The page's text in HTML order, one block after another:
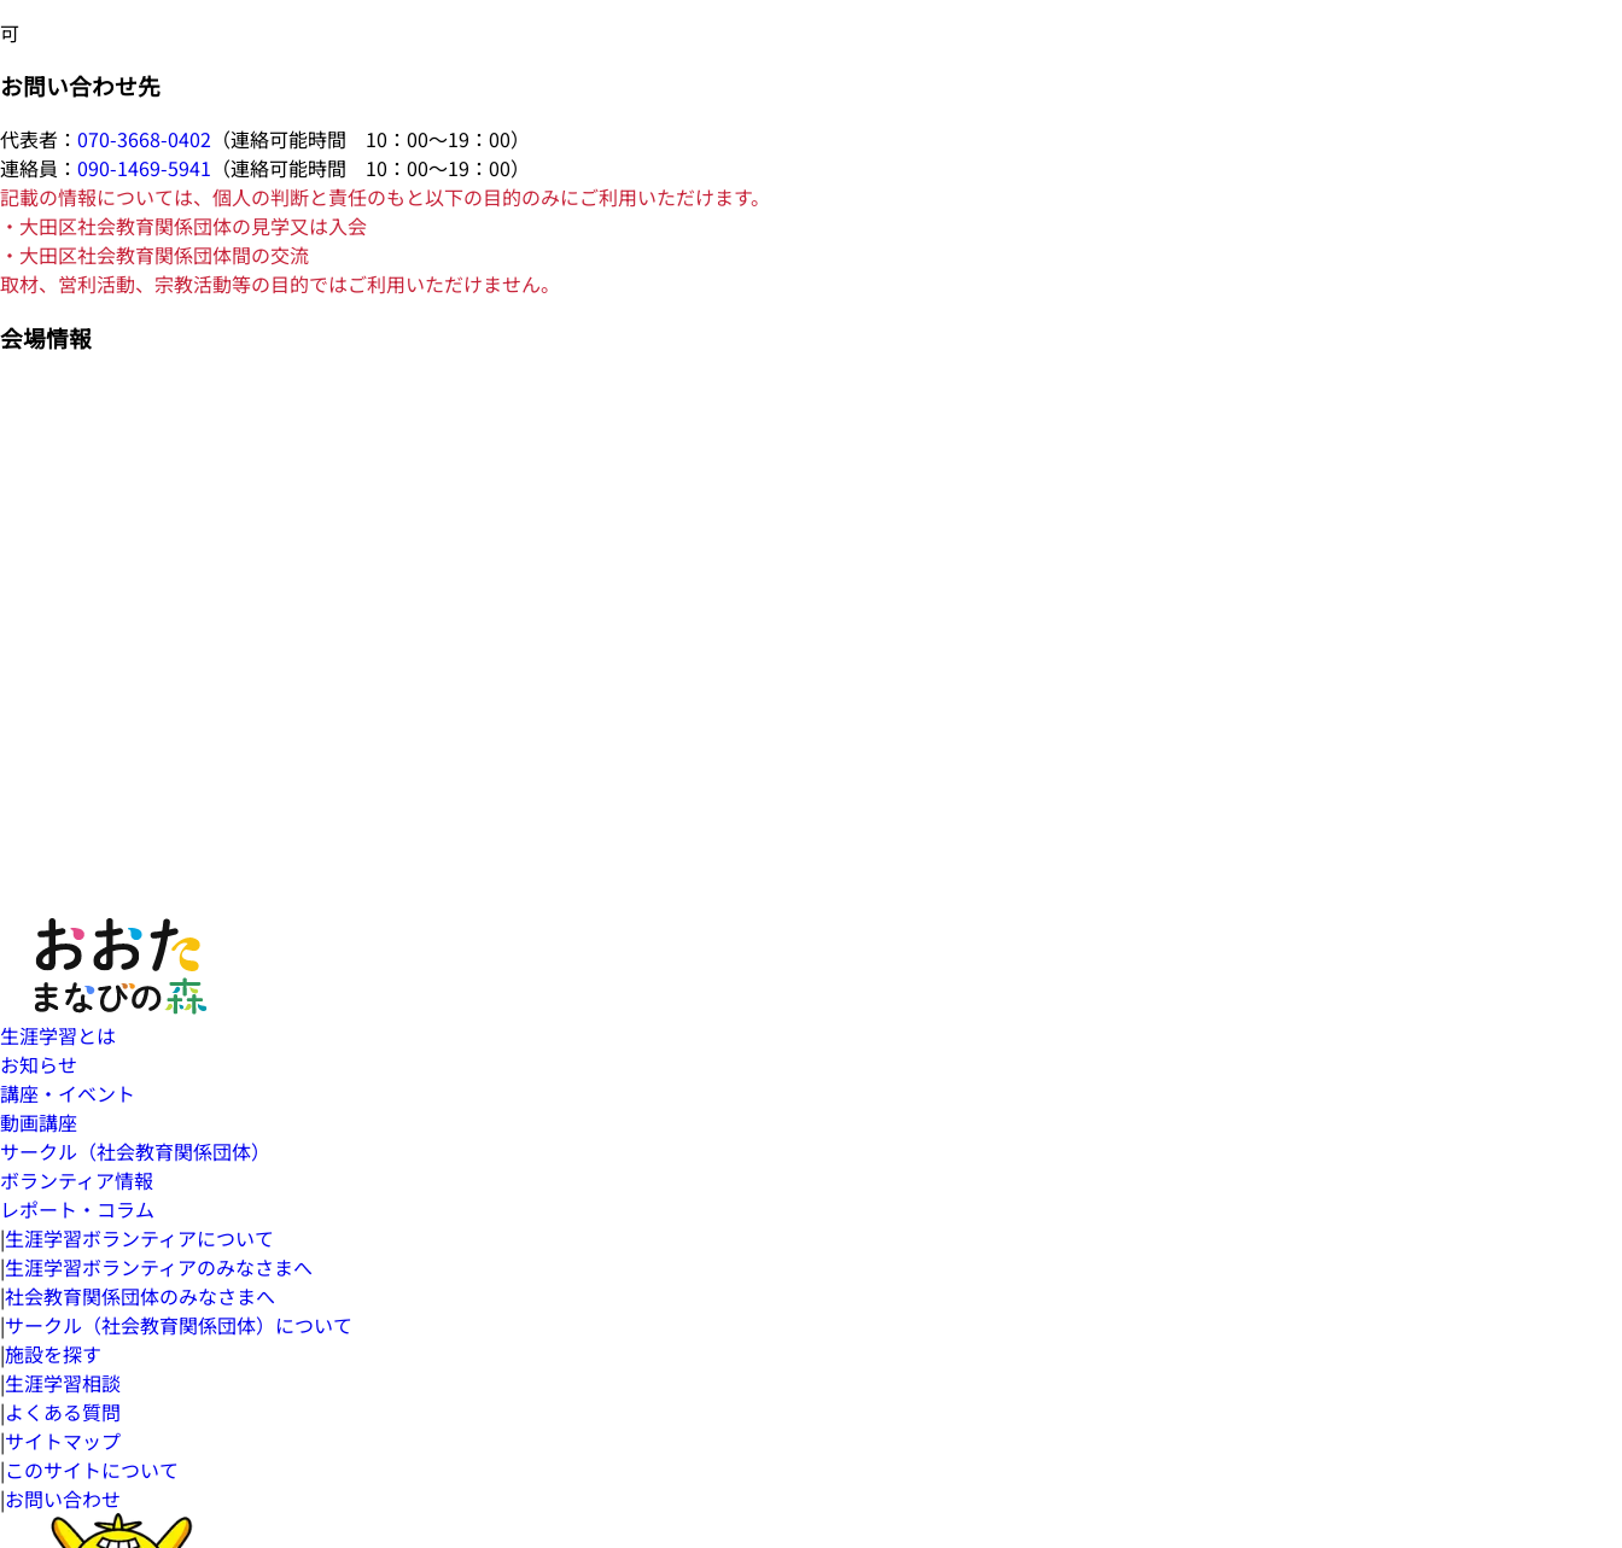
可
お問い合わせ先
代表者： 070-3668-0402 （連絡可能時間 10：00～19：00）
連絡員： 090-1469-5941 （連絡可能時間 10：00～19：00）
記載の情報については、個人の判断と責任のもと以下の目的のみにご利用いただけます。
・大田区社会教育関係団体の見学又は入会
・大田区社会教育関係団体間の交流
取材、営利活動、宗教活動等の目的ではご利用いただけません。
会場情報
生涯学習とは
お知らせ
講座・イベント
動画講座
サークル（社会教育関係団体）
ボランティア情報
レポート・コラム
|生涯学習ボランティアについて
|生涯学習ボランティアのみなさまへ
|社会教育関係団体のみなさまへ
|サークル（社会教育関係団体）について
|施設を探す
|生涯学習相談
|よくある質問
|サイトマップ
|このサイトについて
|お問い合わせ